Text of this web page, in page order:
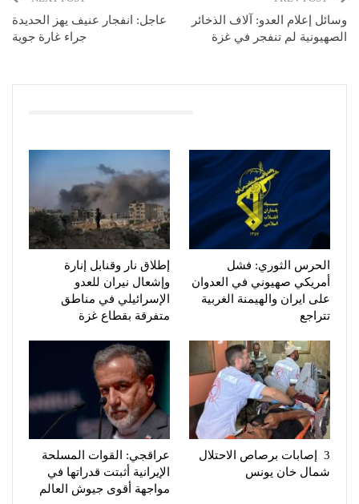
وسائل إعلام العدو: آلاف الذخائر
الصهيونية لم تنفجر في غزة
عاجل: انفجار عنيف يهز الحديدة
جراء غارة جوية
الحرس الثوري: فشل
أمريكي صهيوني في العدوان
على ايران والهيمنة الغربية
تتراجع
إطلاق نار وقنابل إنارة
وإشعال نيران للعدو
الإسرائيلي في مناطق
متفرقة بقطاع غزة
3 إصابات برصاص الاحتلال
شمال خان يونس
عراقجي: القوات المسلحة
الإيرانية أثبتت قدراتها في
مواجهة أقوى جيوش العالم